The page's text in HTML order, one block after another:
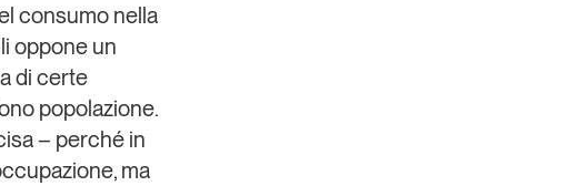
consumo nella
oppone un
di certe
popolazione.
– perché in
ma